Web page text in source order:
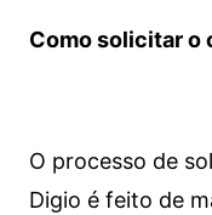
Como solicitar o
O processo de
Digio é feito de